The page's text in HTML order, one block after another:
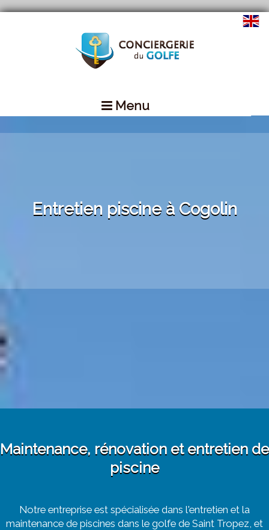
Menu
Entretien piscine à Cogolin
Maintenance, rénovation et entretien de
piscine
Notre entreprise est spécialisée dans l'entretien et la
maintenance de piscines dans le golfe de Saint Tropez, et